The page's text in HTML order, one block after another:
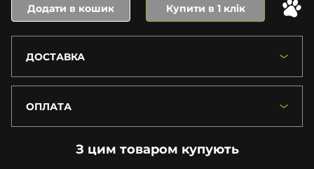
Додати в кошик Купити в 1 клік
ДОСТАВКА
ОПЛАТА
З цим товаром купують